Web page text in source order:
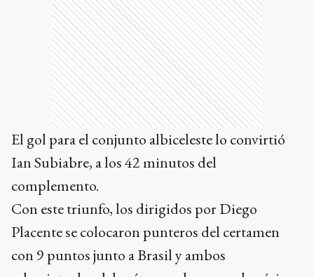
El gol para el conjunto albiceleste lo convirtió
Ian Subiabre, a los 42 minutos del
complemento.
Con este triunfo, los dirigidos por Diego
Placente se colocaron punteros del certamen
con 9 puntos junto a Brasil y ambos
seleccionados deberán verse las caras el próximo
jueves, a partir de las 22, en un duelo clave por el
título. En el primer partido de la jornada de ayer,
los brasileños le ganaron a Paraguay, 3-1.
Además, los tres puntos aseguraron la
participación del elenco "albiceleste" en la Copa